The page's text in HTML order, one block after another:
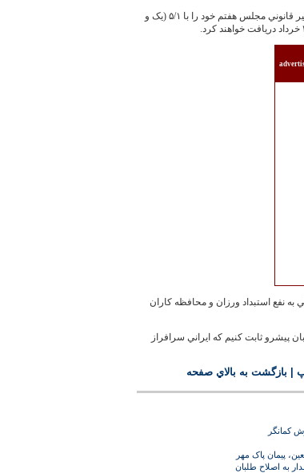
وي تصريح کرد:اگر اقتدارگرايان در انتخابات غير آزاد و غير قانوني مجلس هفتم خود را با ۵/۱ (يک و
نفع استبداد ورزان و محافظه کاران
پيشرو ثابت کنيم که ايراني سرافراز
بازگشت به بالاي صفحه
کمانگر
به اصلاح طلبان